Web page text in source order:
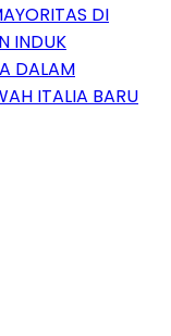
DI
INDUK
DALAM
ITALIA BARU